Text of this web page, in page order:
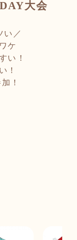
大会
い／
ケ
い！
！
！